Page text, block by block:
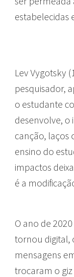
estabelecidas
Lev Vygotsky
pesquisador,
o estudante
desenvolve, o
canção, laços
ensino do
impactos
é a
O ano de
tornou digital,
mensagens
trocaram o